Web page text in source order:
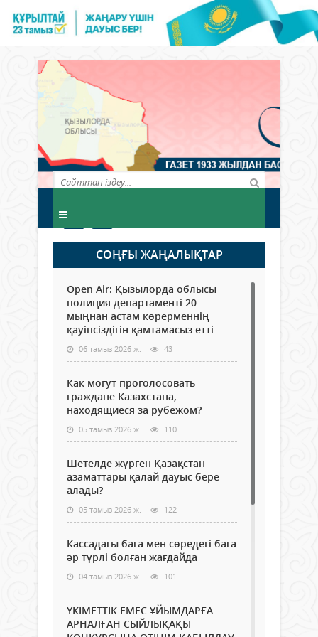
СОҢҒЫ ЖАҢАЛЫҚТАР
Open Air: Қызылорда облысы
полиция департаменті 20
мыңнан астам көрерменнің
қауіпсіздігін қамтамасыз етті
06 тамыз 2026 ж. 43
Как могут проголосовать
граждане Казахстана,
находящиеся за рубежом?
05 тамыз 2026 ж. 110
Шетелде жүрген Қазақстан
азаматтары қалай дауыс бере
алады?
05 тамыз 2026 ж. 122
Кассадағы баға мен сөредегі баға
әр түрлі болған жағдайда
04 тамыз 2026 ж. 101
ҮКІМЕТТІК ЕМЕС ҰЙЫМДАРҒА
АРНАЛҒАН СЫЙЛЫҚАҚЫ